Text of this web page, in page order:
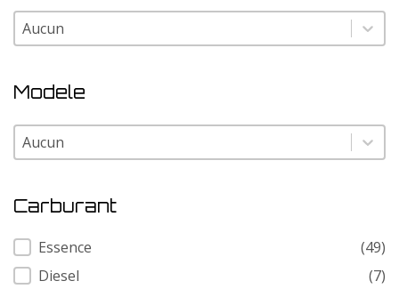
Marque
Marque
Modele
Modele
Modele
Carburant
Carburant
Essence
(49)
Diesel
(7)